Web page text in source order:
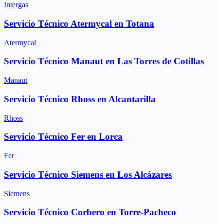
Intergas
Servicio Técnico Atermycal en Totana
Atermycal
Servicio Técnico Manaut en Las Torres de Cotillas
Manaut
Servicio Técnico Rhoss en Alcantarilla
Rhoss
Servicio Técnico Fer en Lorca
Fer
Servicio Técnico Siemens en Los Alcázares
Siemens
Servicio Técnico Corbero en Torre-Pacheco